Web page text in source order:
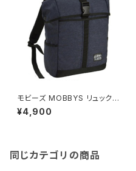
モビーズ MOBBYS リュックサ
ック ネオプレン ユニセックス 4
2554-03 ネイビー ネイビー
¥4,900
同じカテゴリの商品